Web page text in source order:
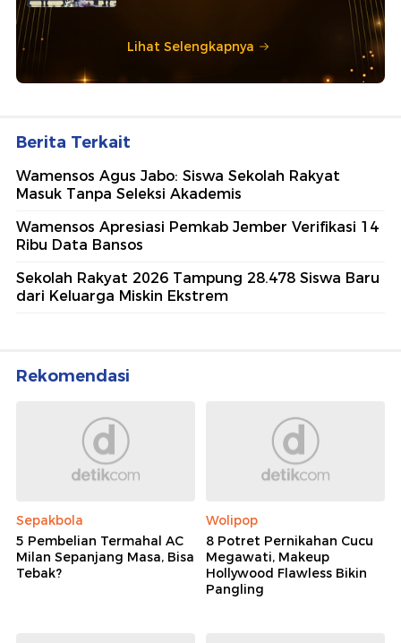
Lihat Selengkapnya
Berita Terkait
Wamensos Agus Jabo: Siswa Sekolah Rakyat
Masuk Tanpa Seleksi Akademis
Wamensos Apresiasi Pemkab Jember Verifikasi 14
Ribu Data Bansos
Sekolah Rakyat 2026 Tampung 28.478 Siswa Baru
dari Keluarga Miskin Ekstrem
Rekomendasi
Sepakbola
5 Pembelian Termahal AC
Milan Sepanjang Masa, Bisa
Tebak?
Wolipop
8 Potret Pernikahan Cucu
Megawati, Makeup
Hollywood Flawless Bikin
Pangling